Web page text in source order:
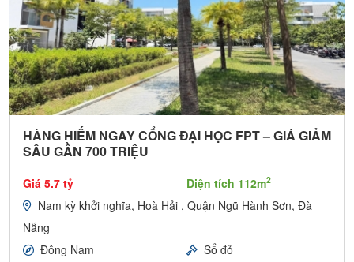
HÀNG HIẾM NGAY CỔNG ĐẠI HỌC FPT – GIÁ GIẢM
SÂU GẦN 700 TRIỆU
Giá 5.7 tỷ Diện tích 112m2
Nam kỳ khởi nghĩa, Hoà Hải , Quận Ngũ Hành Sơn, Đà
Nẵng
Đông Nam
Sổ đỏ